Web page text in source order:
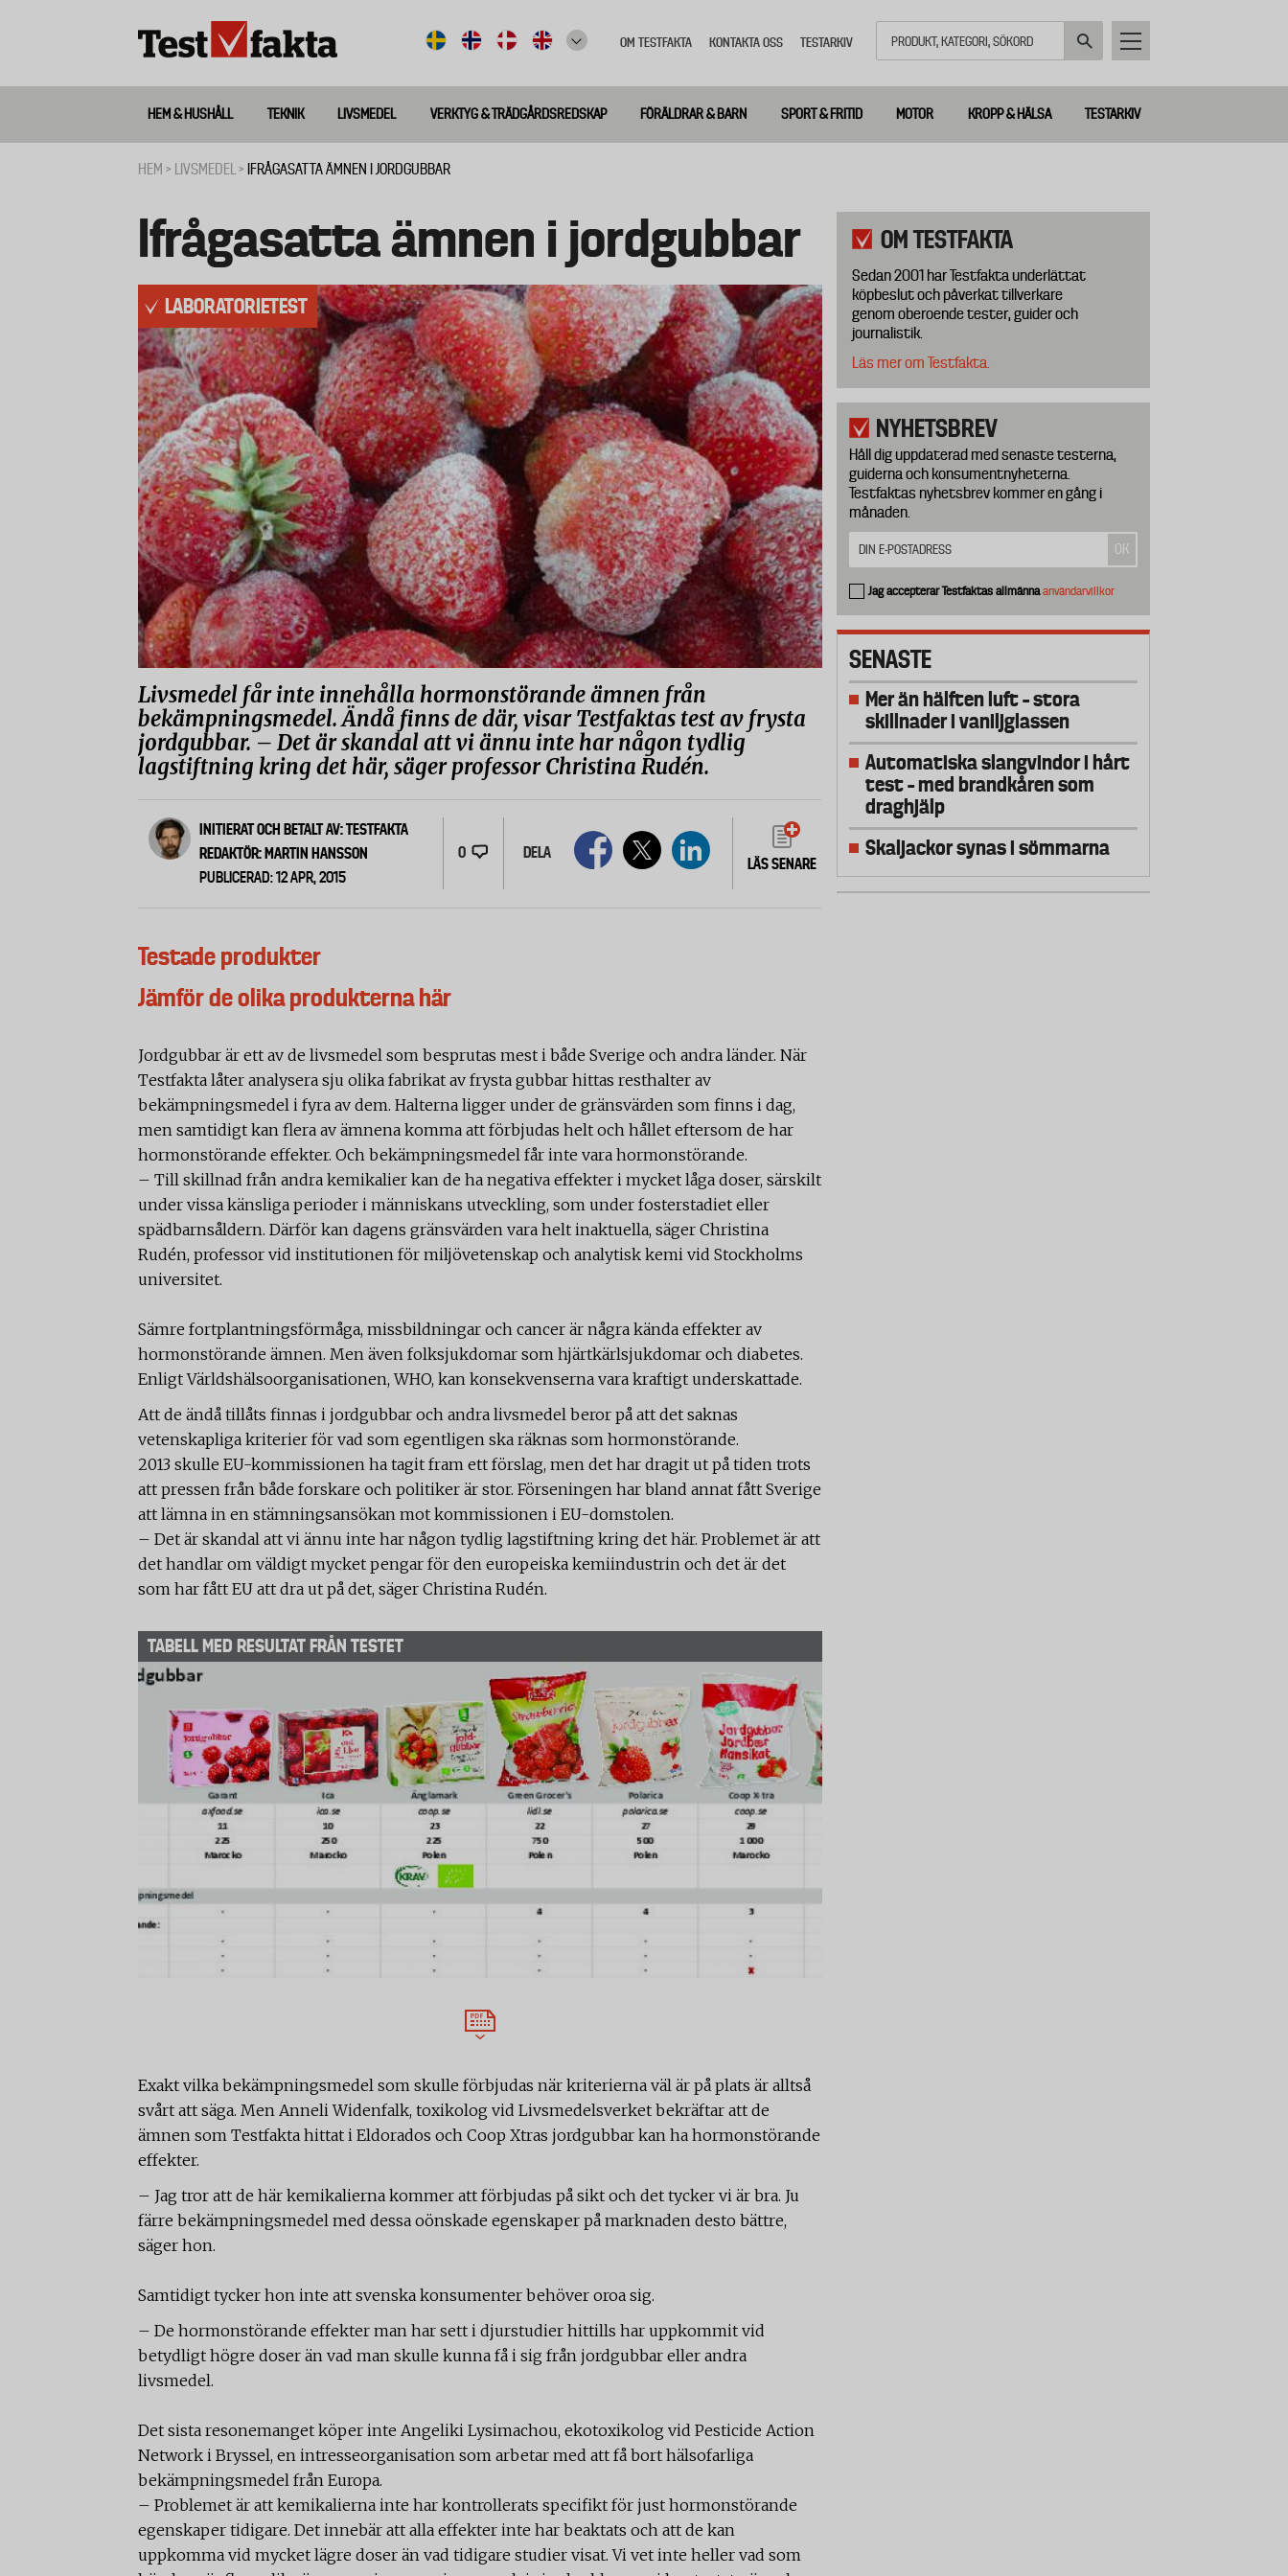
meny
OM TESTFAKTA KONTAKTA OSS TESTARKIV
Huvudmeny
ny
HEM & HUSHÅLL TEKNIK LIVSMEDEL VERKTYG & TRÄDGÅRDSREDSKAP FÖRÄLDRAR & BARN SPORT & FRITID MOTOR KROPP & HÄLSA TESTARKIV
HEM LIVSMEDEL IFRÅGASATTA ÄMNEN I JORDGUBBAR
Ifrågasatta ämnen i jordgubbar
LABORATORIETEST
Livsmedel får inte innehålla hormonstörande ämnen från
bekämpningsmedel. Ändå finns de där, visar Testfaktas test av frysta
jordgubbar. – Det är skandal att vi ännu inte har någon tydlig
lagstiftning kring det här, säger professor Christina Rudén.
INITIERAT OCH BETALT AV: TESTFAKTA
REDAKTÖR: MARTIN HANSSON
PUBLICERAD: 12 APR, 2015
0 DELA
LÄS SENARE
Testade produkter
Jämför de olika produkterna här
Jordgubbar är ett av de livsmedel som besprutas mest i både Sverige och andra länder. När
Testfakta låter analysera sju olika fabrikat av frysta gubbar hittas resthalter av
bekämpningsmedel i fyra av dem. Halterna ligger under de gränsvärden som finns i dag,
men samtidigt kan flera av ämnena komma att förbjudas helt och hållet eftersom de har
hormonstörande effekter. Och bekämpningsmedel får inte vara hormonstörande.
– Till skillnad från andra kemikalier kan de ha negativa effekter i mycket låga doser, särskilt
under vissa känsliga perioder i människans utveckling, som under fosterstadiet eller
spädbarnsåldern. Därför kan dagens gränsvärden vara helt inaktuella, säger Christina
Rudén, professor vid institutionen för miljövetenskap och analytisk kemi vid Stockholms
universitet.
Sämre fortplantningsförmåga, missbildningar och cancer är några kända effekter av
hormonstörande ämnen. Men även folksjukdomar som hjärtkärlsjukdomar och diabetes.
Enligt Världshälsoorganisationen, WHO, kan konsekvenserna vara kraftigt underskattade.
Att de ändå tillåts finnas i jordgubbar och andra livsmedel beror på att det saknas
vetenskapliga kriterier för vad som egentligen ska räknas som hormonstörande.
2013 skulle EU-kommissionen ha tagit fram ett förslag, men det har dragit ut på tiden trots
att pressen från både forskare och politiker är stor. Förseningen har bland annat fått Sverige
att lämna in en stämningsansökan mot kommissionen i EU-domstolen.
– Det är skandal att vi ännu inte har någon tydlig lagstiftning kring det här. Problemet är att
det handlar om väldigt mycket pengar för den europeiska kemiindustrin och det är det
som har fått EU att dra ut på det, säger Christina Rudén.
TABELL MED RESULTAT FRÅN TESTET
Exakt vilka bekämpningsmedel som skulle förbjudas när kriterierna väl är på plats är alltså
svårt att säga. Men Anneli Widenfalk, toxikolog vid Livsmedelsverket bekräftar att de
ämnen som Testfakta hittat i Eldorados och Coop Xtras jordgubbar kan ha hormonstörande
effekter.
– Jag tror att de här kemikalierna kommer att förbjudas på sikt och det tycker vi är bra. Ju
färre bekämpningsmedel med dessa oönskade egenskaper på marknaden desto bättre,
säger hon.
Samtidigt tycker hon inte att svenska konsumenter behöver oroa sig.
– De hormonstörande effekter man har sett i djurstudier hittills har uppkommit vid
betydligt högre doser än vad man skulle kunna få i sig från jordgubbar eller andra
livsmedel.
Det sista resonemanget köper inte Angeliki Lysimachou, ekotoxikolog vid Pesticide Action
Network i Bryssel, en intresseorganisation som arbetar med att få bort hälsofarliga
bekämpningsmedel från Europa.
– Problemet är att kemikalierna inte har kontrollerats specifikt för just hormonstörande
egenskaper tidigare. Det innebär att alla effekter inte har beaktats och att de kan
uppkomma vid mycket lägre doser än vad tidigare studier visat. Vi vet inte heller vad som
OM TESTFAKTA
Sedan 2001 har Testfakta underlättat
köpbeslut och påverkat tillverkare
genom oberoende tester, guider och
journalistik.
Läs mer om Testfakta.
NYHETSBREV
Håll dig uppdaterad med senaste testerna,
guiderna och konsumentnyheterna.
Testfaktas nyhetsbrev kommer en gång i
månaden.
Jag accepterar Testfaktas allmännaanvändarvillkor
SENASTE
Mer än hälften luft – stora
skillnader i vaniljglassen
Automatiska slangvindor i hårt
test – med brandkåren som
draghjälp
Skaljackor synas i sömmarna